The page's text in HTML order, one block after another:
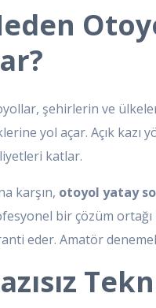
şehirlerin ve
yol açar. Açık
katlar.
karşın, otoyol yatay
bir çözüm
eder. Amatör